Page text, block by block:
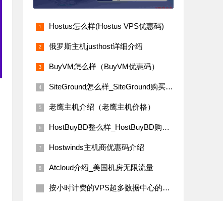
Hostus怎么样(Hostus VPS优惠码)
俄罗斯主机justhost详细介绍
BuyVM怎么样（BuyVM优惠码）
SiteGround怎么样_SiteGround购买教程
老鹰主机介绍（老鹰主机价格）
HostBuyBD整么样_HostBuyBD购买教程(无视版权VPS)
Hostwinds主机商优惠码介绍
Atcloud介绍_美国机房无限流量
按小时计费的VPS超多数据中心的主机商Vultr简介